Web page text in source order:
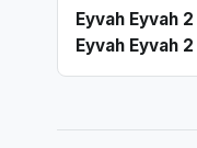
Eyvah Eyvah
Eyvah Eyvah